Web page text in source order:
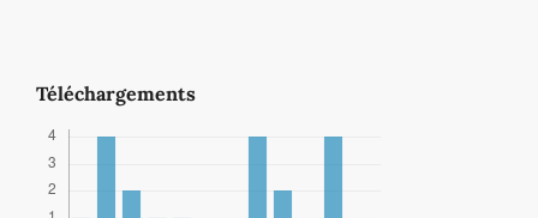
Téléchargements